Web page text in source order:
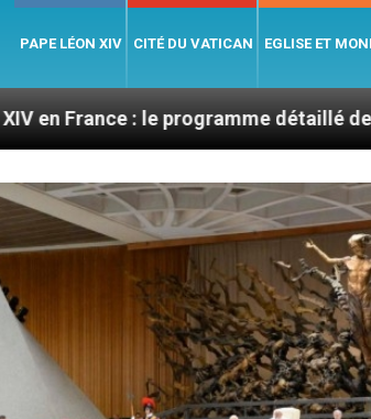
PAPE LÉON XIV CITÉ DU VATICAN EGLISE ET
programme détaillé de sa visite en